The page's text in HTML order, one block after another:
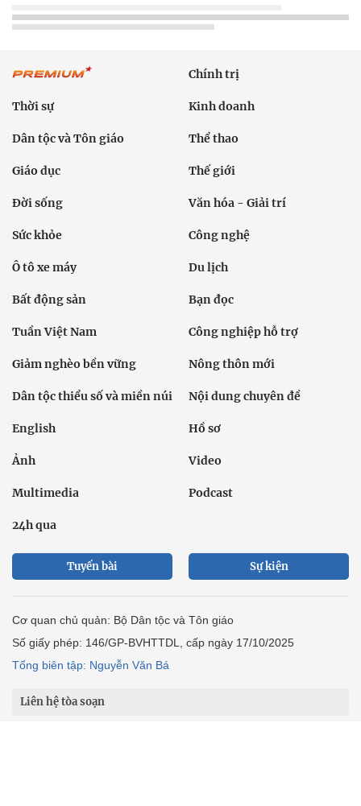
Chính trị
Thời sự Kinh doanh
Dân tộc và Tôn giáo Thể thao
Giáo dục Thế giới
Đời sống Văn hóa - Giải trí
Sức khỏe Công nghệ
Ô tô xe máy Du lịch
Bất động sản Bạn đọc
Tuần Việt Nam Công nghiệp hỗ trợ
Giảm nghèo bền vững Nông thôn mới
Dân tộc thiểu số và miền núi Nội dung chuyên đề
English Hồ sơ
Ảnh Video
Multimedia Podcast
24h qua
Tuyến bài Sự kiện
Cơ quan chủ quản: Bộ Dân tộc và Tôn giáo
Số giấy phép: 146/GP-BVHTTDL, cấp ngày 17/10/2025
Tổng biên tập: Nguyễn Văn Bá
Liên hệ tòa soạn